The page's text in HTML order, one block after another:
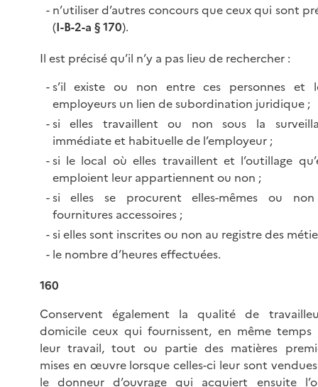
n’utiliser d’autres concours que ceux qui sont
(I-B-2-a § 170).
Il est précisé qu’il n’y a pas lieu de rechercher :
s’il existe ou non entre ces personnes et
employeurs un lien de subordination juridique ;
si elles travaillent ou non sous la
immédiate et habituelle de l’employeur ;
si le local où elles travaillent et l’outillage
emploient leur appartiennent ou non ;
si elles se procurent elles-mêmes ou
fournitures accessoires ;
si elles sont inscrites ou non au registre des
le nombre d’heures effectuées.
160
Conservent également la qualité de
domicile ceux qui fournissent, en même temps
leur travail, tout ou partie des matières
mises en œuvre lorsque celles-ci leur sont
le donneur d’ouvrage qui acquiert ensuite